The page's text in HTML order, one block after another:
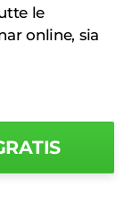
le
online, sia